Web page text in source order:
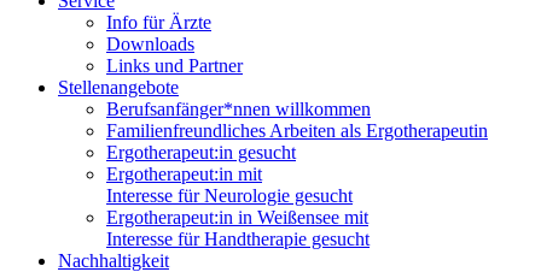
Info für Ärzte
Downloads
Links und Partner
Stellenangebote
Berufsanfänger*nnen willkommen
Familienfreundliches Arbeiten als Ergotherapeutin
Ergotherapeut:in gesucht
Ergotherapeut:in mit
Interesse für Neurologie gesucht
Ergotherapeut:in in Weißensee mit
Interesse für Handtherapie gesucht
Nachhaltigkeit